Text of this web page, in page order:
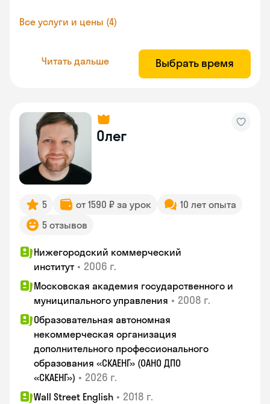
Все услуги и цены (4)
Читать дальше Выбрать время
Олег
5 от 1590 ₽ за урок
10 лет опыта
5 отзывов
Нижегородский коммерческий
институт • 2006 г.
Московская академия государственного и
муниципального управления • 2008 г.
Образовательная автономная
некоммерческая организация
дополнительного профессионального
образования «СКАЕНГ» (ОАНО ДПО
«СКАЕНГ») • 2026 г.
Wall Street English • 2018 г.